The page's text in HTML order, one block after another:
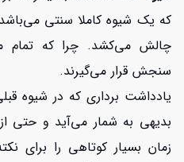
که یک شیوه کاملا سنتی
چالش می‌کشد. چرا که تمام
سنجش قرار می‌گیرند.
یادداشت برداری که در شیوه
بدیهی به شمار می‌آید و حتی
زمان بسیار کوتاهی را برای